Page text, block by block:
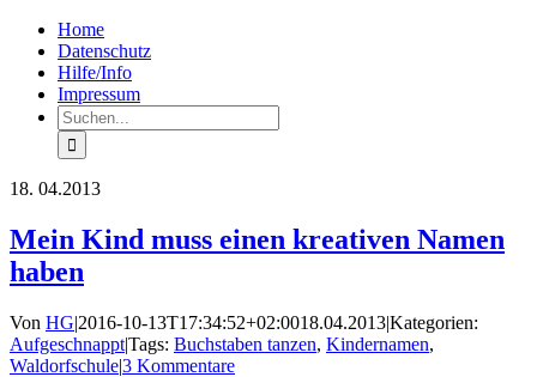
Zum
Inhalt
springen
FacebookHome
Datenschutz
Hilfe/Info
Impressum
Suche
nach:
18. 04.2013
Mein Kind muss einen kreativen Namen
haben
Von HG|2016-10-13T17:34:52+02:0018.04.2013|Kategorien:
Aufgeschnappt|Tags: Buchstaben tanzen, Kindernamen,
Waldorfschule|3 Kommentare